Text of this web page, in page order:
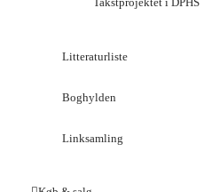
Litteraturliste
Boghylden
Linksamling